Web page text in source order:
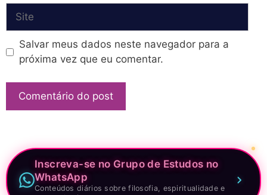
Site
Salvar meus dados neste navegador para a
próxima vez que eu comentar.
Inscreva-se no Grupo de Estudos no
WhatsApp
Conteúdos diários sobre filosofia, espiritualidade e